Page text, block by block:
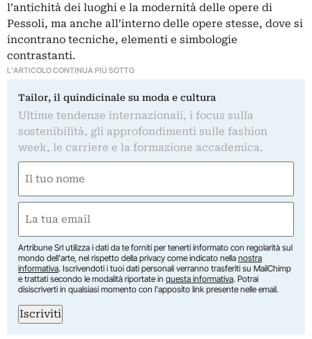
l’antichità dei luoghi e la modernità delle opere di
Pessoli, ma anche all’interno delle opere stesse, dove si
incontrano tecniche, elementi e simbologie
contrastanti.
L'ARTICOLO CONTINUA PIÙ SOTTO
Tailor, il quindicinale su moda e cultura
Ultime tendenze internazionali, i focus sulla
sostenibilità, gli approfondimenti sulle fashion
week, le carriere e la formazione accademica.
(Required)
First
(Required)
Artribune Srl utilizza i dati da te forniti per tenerti informato con regolarità sul
mondo dell'arte, nel rispetto della privacy come indicato nella nostra
informativa. Iscrivendoti i tuoi dati personali verranno trasferiti su MailChimp
e trattati secondo le modalità riportate in questa informativa. Potrai
disiscriverti in qualsiasi momento con l'apposito link presente nelle email.
Iscriviti